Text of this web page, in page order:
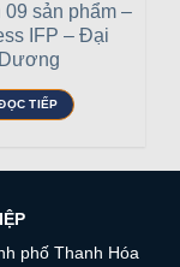
09 sản phẩm –
IFP – Đại
Dương
TIẾP
phố Thanh Hóa